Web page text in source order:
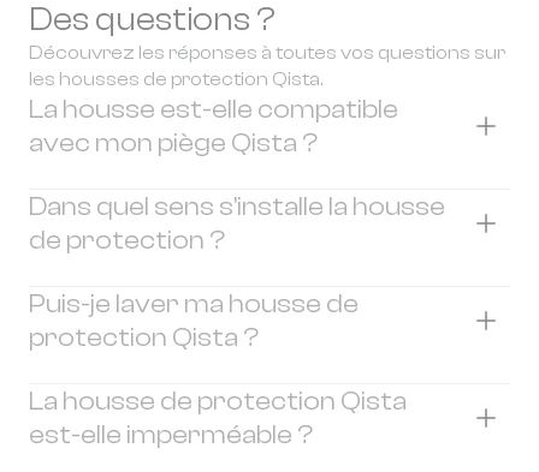
Des questions ?
Découvrez les réponses à toutes vos questions sur
les housses de protection Qista.
La housse est-elle compatible
avec mon piège Qista ?
avec les modèles suivants :
BAM Visio+ (modèle 2024)
BAM Optima (modèle 2025)
votre appareil, n’hésitez pas à contacter nos
équipes.
Dans quel sens s'installe la housse
de protection ?
côté de la porte arrière de votre piège Qista.
La partie opposée au zip est légèrement plus
chapeau de votre machine.
Puis-je laver ma housse de
protection Qista ?
être lavée en machine. Elle doit être lavée à la
main à basse température.
La housse de protection Qista
est-elle imperméable ?